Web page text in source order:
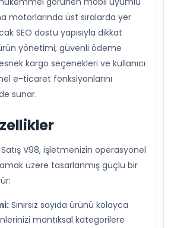
motorlarında üst sıralarda yer
SEO dostu yapısıyla dikkat
yönetimi, güvenli ödeme
kargo seçenekleri ve kullanıcı
e-ticaret fonksiyonlarını
sunar.
V98, işletmenizin operasyonel
üzere tasarlanmış güçlü bir
Sınırsız sayıda ürünü kolayca
mantıksal kategorilere